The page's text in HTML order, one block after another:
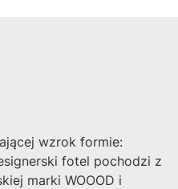
wzrok formie:
fotel pochodzi z
marki WOOOD i